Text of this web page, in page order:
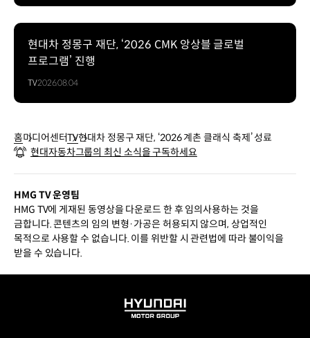
현대차 정몽구 재단, ‘2026 CMK 앙상블 글로벌
프로그램’ 진행
TV2026.08.04
홈미디어센터TV현대차 정몽구 재단, ‘2026 계촌 클래식 축제’ 성료
현대자동차그룹의 최신 소식을 구독하세요
HMG TV 운영팀
HMG TV에 게재된 동영상을 다운로드 한 후 임의사용하는 것을
금합니다. 콘텐츠의 임의 변형·가공은 허용되지 않으며, 상업적인
목적으로 사용할 수 없습니다. 이를 위반할 시 관련법에 따라 불이익을
받을 수 있습니다.
HYUNDAI